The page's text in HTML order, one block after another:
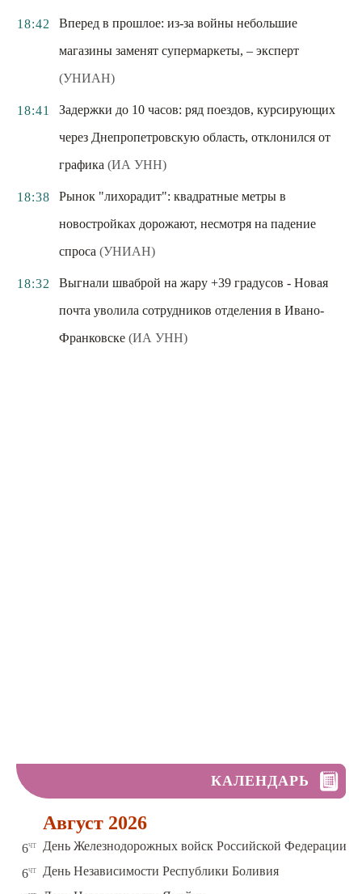
18:42
Вперед в прошлое: из-за войны небольшие
магазины заменят супермаркеты, – эксперт
(УНИАН)
18:41
Задержки до 10 часов: ряд поездов, курсирующих
через Днепропетровскую область, отклонился от
графика (ИА УНН)
18:38
Рынок "лихорадит": квадратные метры в
новостройках дорожают, несмотря на падение
спроса (УНИАН)
18:32
Выгнали шваброй на жару +39 градусов - Новая
почта уволила сотрудников отделения в Ивано-
Франковске (ИА УНН)
КАЛЕНДАРЬ
Август 2026
6чт День Железнодорожных войск Российской Федерации
6чт День Независимости Республики Боливия